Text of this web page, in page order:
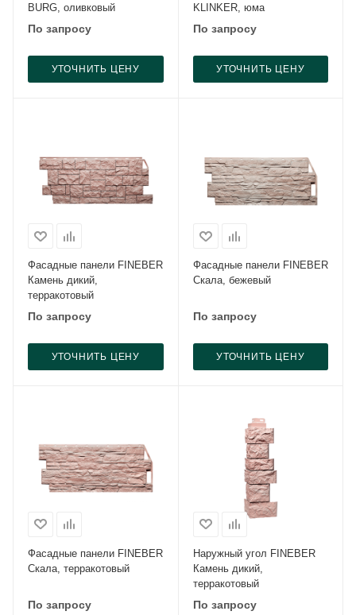
BURG, оливковый
По запросу
УТОЧНИТЬ ЦЕНУ
KLINKER, юма
По запросу
УТОЧНИТЬ ЦЕНУ
Фасадные панели FINEBER
Камень дикий,
терракотовый
По запросу
УТОЧНИТЬ ЦЕНУ
Фасадные панели FINEBER
Скала, бежевый
По запросу
УТОЧНИТЬ ЦЕНУ
Фасадные панели FINEBER
Скала, терракотовый
По запросу
Наружный угол FINEBER
Камень дикий,
терракотовый
По запросу